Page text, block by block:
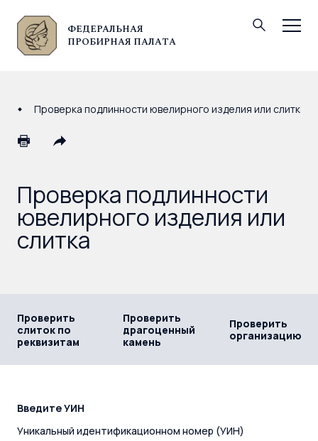
ФЕДЕРАЛЬНАЯ
ПРОБИРНАЯ ПАЛАТА
© Федеральная пробирная палата, 2026
Проверка подлинности ювелирного изделия или слитка
Проверка подлинности
ювелирного изделия или
слитка
Проверить
слиток по
реквизитам
Проверить
драгоценный
камень
Проверить
организацию
Введите УИН
Уникальный идентификационном номер (УИН)